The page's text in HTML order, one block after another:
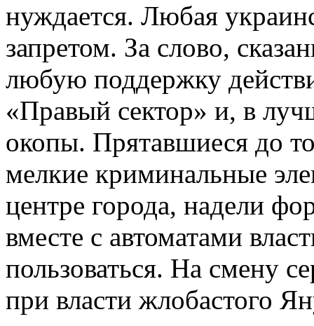
нуждается. Любая
запретом. За слово,
любую поддержку
«Правый сектор» и, в
окопы. Прятавшиеся до
мелкие криминальные
центре города, надели
вместе с автоматами
пользоваться. На смену
при власти жлобастого